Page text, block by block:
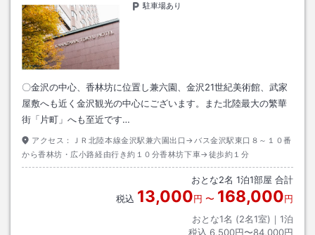
駐車場あり
〇金沢の中心、香林坊に位置し兼六園、金沢21世紀美術館、武家
屋敷へも近く金沢観光の中心にございます。また北陸最大の繁華
街「片町」へも至近です…
アクセス：
ＪＲ北陸本線金沢駅兼六園出口→バス金沢駅東口８～１０番
から香林坊・広小路経由行き約１０分香林坊下車→徒歩約１分
おとな2名 1泊1部屋 合計
税込 13,000円 〜 168,000円
おとな1名 (2名1室)｜ 1泊
税込 6,500円〜84,000円